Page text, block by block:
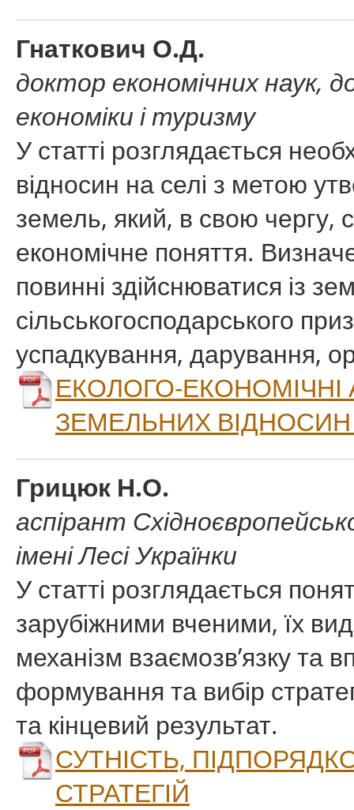
Гнаткович О.Д.
доктор економічних наук,
економіки і туризму
У статті розглядається
відносин на селі з метою
земель, який, в свою чергу,
економічне поняття.
повинні здійснюватися із
сільськогосподарського
успадкування, дарування,
ЕКОЛОГО-ЕКОНОМІЧНІ
ЗЕМЕЛЬНИХ
Грицюк Н.О.
аспірант
імені Лесі Українки
У статті розглядається
зарубіжними вченими, їх
механізм взаємозв’язку та
формування та вибір
та кінцевий результат.
СУТНІСТЬ,
СТРАТЕГІЙ